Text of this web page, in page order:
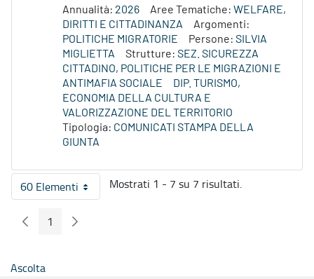
Annualità: 2026 Aree Tematiche: WELFARE,
DIRITTI E CITTADINANZA
Argomenti:
POLITICHE MIGRATORIE
Persone: SILVIA
MIGLIETTA
Strutture: SEZ. SICUREZZA
CITTADINO, POLITICHE PER LE MIGRAZIONI E
ANTIMAFIA SOCIALE
DIP. TURISMO,
ECONOMIA DELLA CULTURA E
VALORIZZAZIONE DEL TERRITORIO
Tipologia: COMUNICATI STAMPA DELLA
GIUNTA
60 ElementiPer pagina
Mostrati 1 - 7 su 7 risultati.
Pagina Precedente
Pagina
1 Pagina Seguente
Ascolta